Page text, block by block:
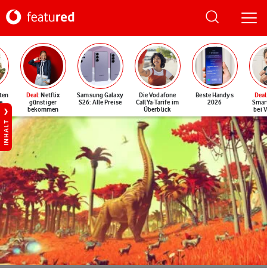
Deal: Netflix
günstiger
bekommen
Samsung Galaxy
S26: Alle Preise
Die Vodafone
CallYa-Tarife im
Überblick
Beste Handys
2026
Deal
bei
INHALT